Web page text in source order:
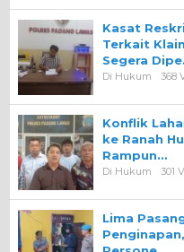
Kasat
Terkait
Segera
Di Hukum 368
Konflik
ke Ranah
Rampun…
Di Hukum 301
Lima